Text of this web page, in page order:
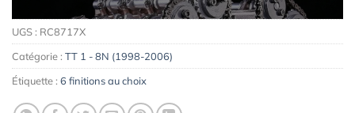
UGS : RC8717X
Catégorie : TT 1 - 8N (1998-2006)
Étiquette : 6 finitions au choix